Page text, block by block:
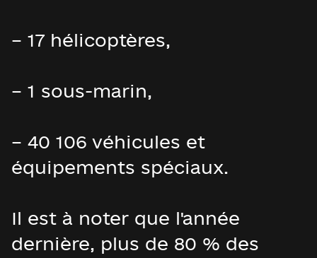
– 17 hélicoptères,
– 1 sous-marin,
– 40 106 véhicules et
équipements spéciaux.
Il est à noter que l'année
dernière, plus de 80 % des